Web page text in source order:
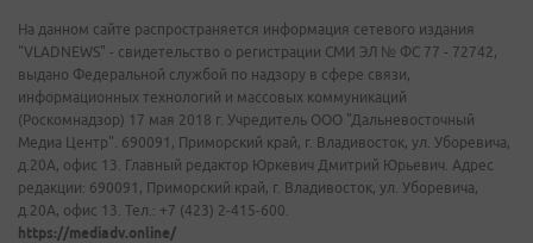
На данном сайте распространяется информация сетевого издания
"VLADNEWS" - свидетельство о регистрации СМИ ЭЛ № ФС 77 - 72742,
выдано Федеральной службой по надзору в сфере связи,
информационных технологий и массовых коммуникаций
(Роскомнадзор) 17 мая 2018 г. Учредитель ООО "Дальневосточный
Медиа Центр". 690091, Приморский край, г. Владивосток, ул. Уборевича,
д.20А, офис 13. Главный редактор Юркевич Дмитрий Юрьевич. Адрес
редакции: 690091, Приморский край, г. Владивосток, ул. Уборевича,
д.20А, офис 13. Тел.: +7 (423) 2-415-600.
https://mediadv.online/